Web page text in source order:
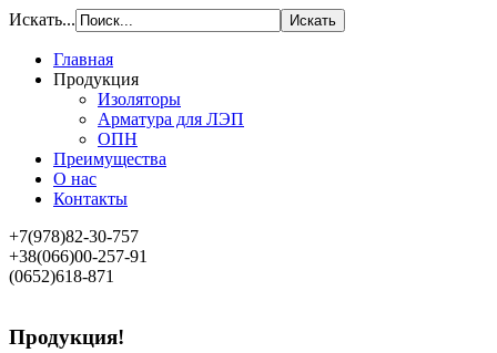
Искать...
Главная
Продукция
Изоляторы
Арматура для ЛЭП
ОПН
Преимущества
О нас
Контакты
+7(978)82-30-757
+38(066)00-257-91
(0652)618-871
Продукция!